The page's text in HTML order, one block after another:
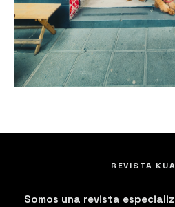
REVISTA
Somos una revista